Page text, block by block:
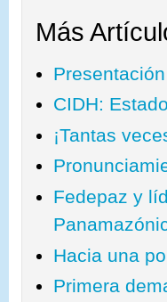
Más
CIDH:
¡Tantas
Fedepaz y
Hacia una
Primera